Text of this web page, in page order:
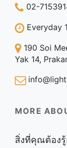
02-
Everyday
190 Soi
Yak 14,
MORE
สิ่งที่คุณต้อง